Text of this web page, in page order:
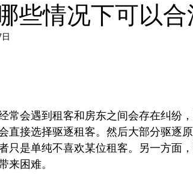
律师博客
些情况下可以
常会遇到租客和房东之间会存在纠纷
直接选择驱逐租客。然后大部分驱逐
只是单纯不喜欢某位租客。另一方面
来困难。